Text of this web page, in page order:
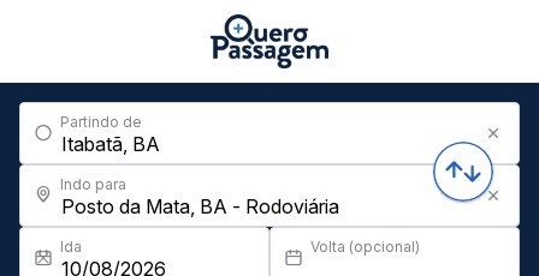
Partindo de
Indo para
Ida Volta (opcional)